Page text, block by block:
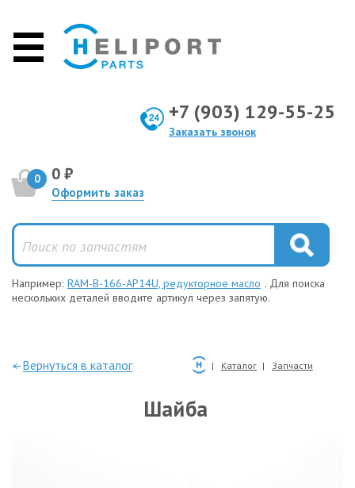
+7 (903) 129-55-25
Заказать звонок
0 0 ₽
Оформить заказ
Например: RAM-B-166-AP14U, редукторное масло . Для поиска
нескольких деталей вводите артикул через запятую.
—Вернуться в каталог Каталог Запчасти
Шайба